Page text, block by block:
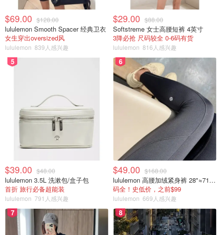
法”，保护好自己，也保护好家人～
$69.00 $128.00
lululemon Smooth Spacer 经典卫衣
女生穿出oversized风
lululemon 839人感兴趣
$29.00 $88.00
Softstreme 女士高腰短裤 4英寸
3降必抢 尺码较全 0-6码有货
lululemon 816人感兴趣
5
$39.00 $48.00
lululemon 3.5L 洗漱包/盒子包
首折 旅行必备超能装
lululemon 791人感兴趣
6
$49.00 $168.00
lululemon 高腰加绒紧身裤 28"≈71cm 5个口袋
码全！史低价，之前$99
lululemon 669人感兴趣
7 8